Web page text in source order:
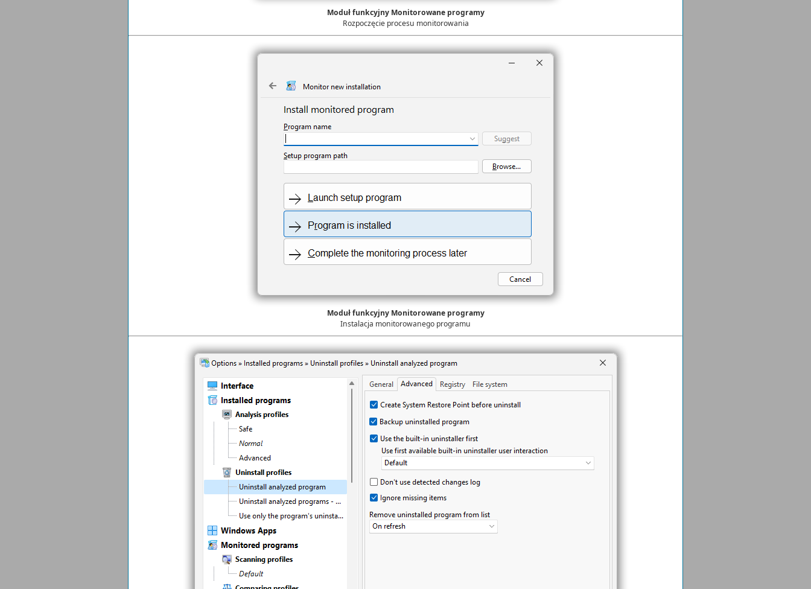
Moduł funkcyjny Monitorowane programy
Rozpoczęcie procesu monitorowania
Moduł funkcyjny Monitorowane programy
Instalacja monitorowanego programu